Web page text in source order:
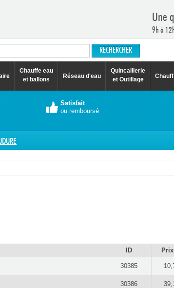
Une
9h à
Chauffe eau
et ballons
Réseau d'eau
Quincaillerie
et Outillage
Satisfait
ou remboursé
ID
30385
30386